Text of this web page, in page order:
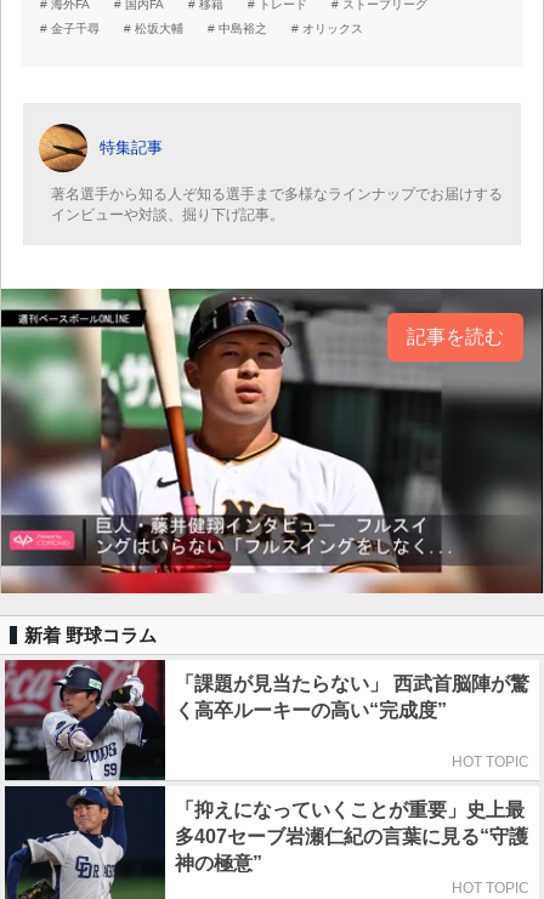
海外FA 国内FA 移籍 トレード
ストーブリーグ
金子千尋
松坂大輔 中島裕之 オリックス
特集記事
著名選手から知る人ぞ知る選手まで多様なラインナップでお届けする
インビューや対談、掘り下げ記事。
記事を読む
新着 野球コラム
「課題が見当たらない」 西武首脳陣が驚
く高卒ルーキーの高い“完成度”
HOT TOPIC
「抑えになっていくことが重要」史上最
多407セーブ岩瀬仁紀の言葉に見る“守護
神の極意”
HOT TOPIC